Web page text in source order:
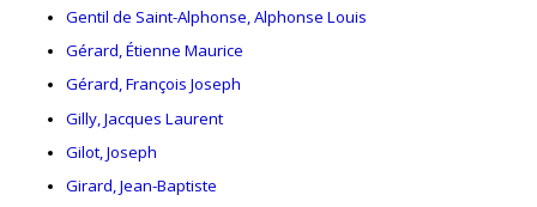
Gentil de Saint-Alphonse, Alphonse Louis
Gérard, Étienne Maurice
Gérard, François Joseph
Gilly, Jacques Laurent
Gilot, Joseph
Girard, Jean-Baptiste